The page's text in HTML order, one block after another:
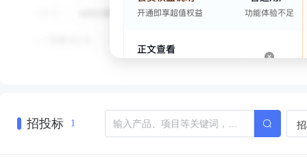
招投标 1